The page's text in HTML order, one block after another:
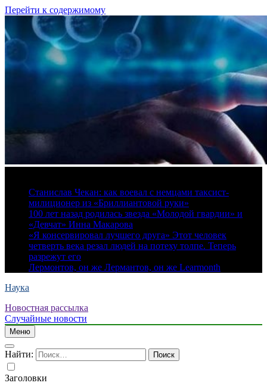
Перейти к содержимому
Станислав Чекан: как воевал с немцами таксист-
милиционер из «Бриллиантовой руки»
100 лет назад родилась звезда «Молодой гвардии» и
«Девчат» Инна Макарова
«Я консервировал лучшего друга» Этот человек
четверть века резал людей на потеху толпе. Теперь
разрежут его
Лермонтов, он же Лермантов, он же Learmonth
Наука
Новостная рассылка
Случайные новости
Меню
Найти:
Заголовки